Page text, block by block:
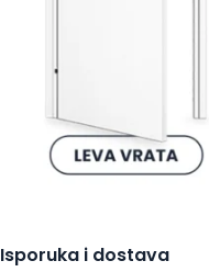
Isporuka i dostava